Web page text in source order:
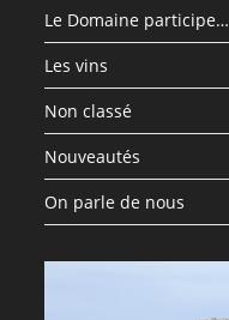
Le Domaine participe…
Les vins
Non classé
Nouveautés
On parle de nous